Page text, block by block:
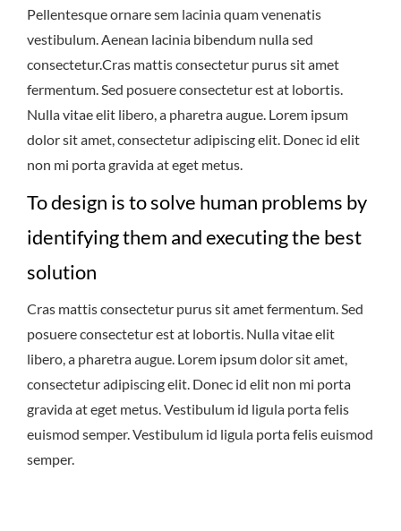
Pellentesque ornare sem lacinia quam venenatis
vestibulum. Aenean lacinia bibendum nulla sed
consectetur.Cras mattis consectetur purus sit amet
fermentum. Sed posuere consectetur est at lobortis.
Nulla vitae elit libero, a pharetra augue. Lorem ipsum
dolor sit amet, consectetur adipiscing elit. Donec id elit
non mi porta gravida at eget metus.
To design is to solve human problems by
identifying them and executing the best
solution
Cras mattis consectetur purus sit amet fermentum. Sed
posuere consectetur est at lobortis. Nulla vitae elit
libero, a pharetra augue. Lorem ipsum dolor sit amet,
consectetur adipiscing elit. Donec id elit non mi porta
gravida at eget metus. Vestibulum id ligula porta felis
euismod semper. Vestibulum id ligula porta felis euismod
semper.